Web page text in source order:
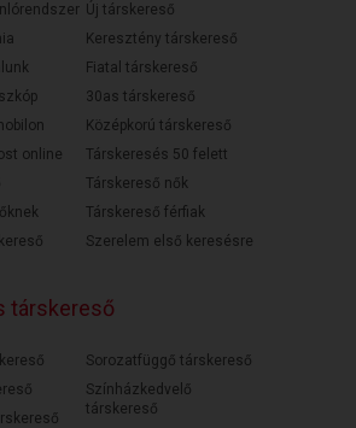
online
Új társkereső
Keresztény társkereső
Fiatal társkereső
30as társkereső
Középkorú társkereső
Társkeresés 50 felett
Társkereső nők
Társkereső férfiak
Szerelem első keresésre
társkereső
Sorozatfüggő társkereső
Színházkedvelő
társkereső